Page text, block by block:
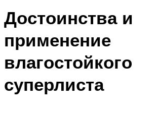
Достоинства и
применение
влагостойкого
суперлиста